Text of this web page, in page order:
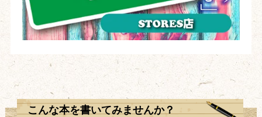
こんな本を書いてみませんか？